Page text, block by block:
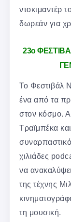
ντοκιμαντέρ
δωρεάν για
23ο
Το Φεστιβάλ
ένα από τα
στον κόσμο.
Τραϊμπέκα
χιλιάδες
να
της τέχνης
τη μουσική.